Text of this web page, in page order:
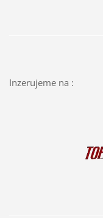
Inzerujeme na :